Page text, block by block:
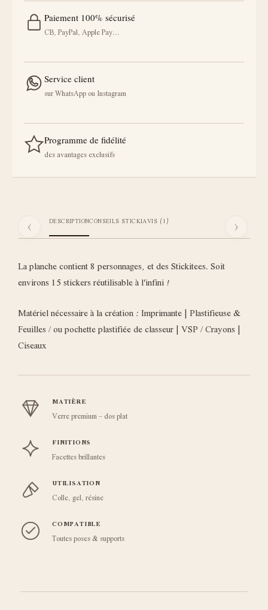
Paiement 100% sécurisé
CB, PayPal, Apple Pay…
Service client
sur WhatsApp ou Instagram
Programme de fidélité
des avantages exclusifs
‹ DESCRIPTIONCONSEILS STICKIAVIS (1) ›
La planche contient 8 personnages, et des Stickitees. Soit
environs 15 stickers réutilisable à l'infini !
Matériel nécessaire à la création : Imprimante | Plastifieuse &
Feuilles / ou pochette plastifiée de classeur | VSP / Crayons |
Ciseaux
MATIÈRE
Verre premium – dos plat
FINITIONS
Facettes brillantes
UTILISATION
Colle, gel, résine
COMPATIBLE
Toutes poses & supports